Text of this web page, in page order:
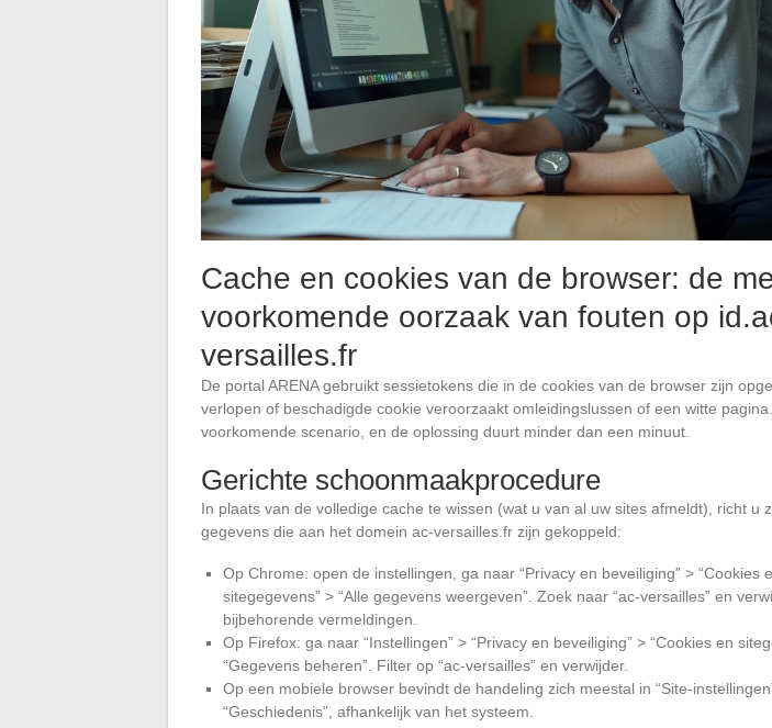
Cache en cookies van de browser: de
voorkomende oorzaak van fouten op
versailles.fr
De portal ARENA gebruikt sessietokens die in de cookies van de browser zijn
verlopen of beschadigde cookie veroorzaakt omleidingslussen of een witte
voorkomende scenario, en de oplossing duurt minder dan een minuut.
Gerichte schoonmaakprocedure
In plaats van de volledige cache te wissen (wat u van al uw sites afmeldt), richt u
gegevens die aan het domein ac-versailles.fr zijn gekoppeld:
Op Chrome: open de instellingen, ga naar “Privacy en beveiliging” > “Cookies
sitegegevens” > “Alle gegevens weergeven”. Zoek naar “ac-versailles” en
bijbehorende vermeldingen.
Op Firefox: ga naar “Instellingen” > “Privacy en beveiliging” > “Cookies en
“Gegevens beheren”. Filter op “ac-versailles” en verwijder.
Op een mobiele browser bevindt de handeling zich meestal in “Site-
“Geschiedenis”, afhankelijk van het systeem.